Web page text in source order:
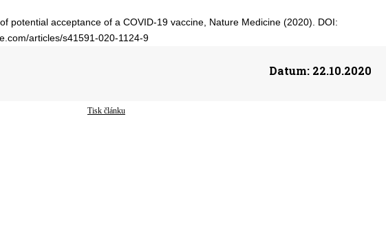
potential acceptance of a COVID-19 vaccine, Nature Medicine (2020). DOI:
articles/s41591-020-1124-9
Datum:22.10.2020
Tisk článku